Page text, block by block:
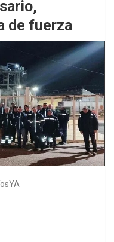
de fuerza